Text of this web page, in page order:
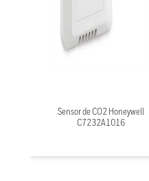
Sensor de CO2 Honeywell
C7232A1016